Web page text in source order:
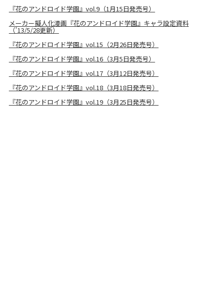
『花のアンドロイド学園』vol.9（1月15日発売号）
メーカー擬人化漫画『花のアンドロイド学園』キャラ設定資料
（'13/5/28更新）
『花のアンドロイド学園』vol.15（2月26日発売号）
『花のアンドロイド学園』vol.16（3月5日発売号）
『花のアンドロイド学園』vol.17（3月12日発売号）
『花のアンドロイド学園』vol.18（3月18日発売号）
『花のアンドロイド学園』vol.19（3月25日発売号）